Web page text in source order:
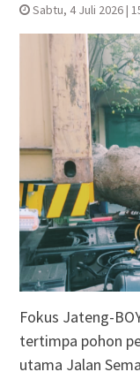
Sabtu, 4 Juli 2026 |
Fokus Jateng-
tertimpa pohon
utama Jalan